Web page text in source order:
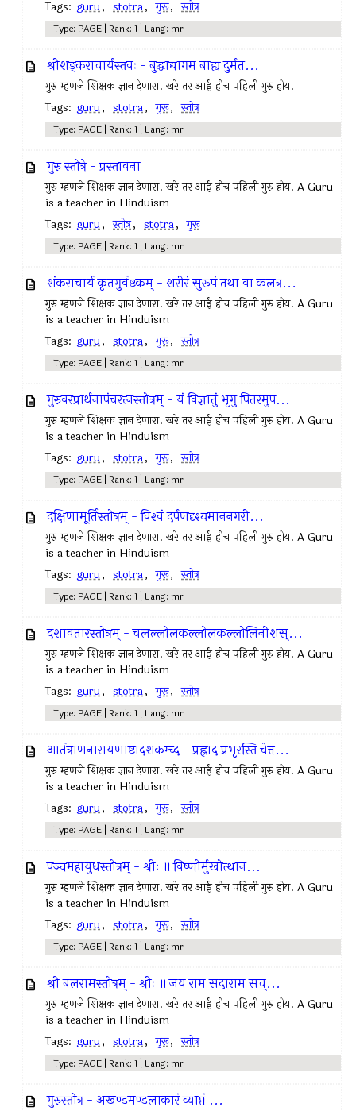
Tags: guru, stotra, गुरू, स्तोत्र
Type: PAGE | Rank: 1 | Lang: mr
श्रीशङ्कराचार्यस्तवः - बुद्धाद्यागम बाह्य दुर्मत...
गुरु म्हणजे शिक्षक ज्ञान देणारा. खरे तर आई हीच पहिली गुरु होय.
Tags: guru, stotra, गुरू, स्तोत्र
Type: PAGE | Rank: 1 | Lang: mr
गुरु स्तोत्रे - प्रस्तावना
गुरु म्हणजे शिक्षक ज्ञान देणारा. खरे तर आई हीच पहिली गुरु होय. A Guru
is a teacher in Hinduism
Tags: guru, स्तोत्र, stotra, गुरू
Type: PAGE | Rank: 1 | Lang: mr
शंकराचार्य कृतगुर्वष्टकम् - शरीरं सुरूपं तथा वा कलत्र...
गुरु म्हणजे शिक्षक ज्ञान देणारा. खरे तर आई हीच पहिली गुरु होय. A Guru
is a teacher in Hinduism
Tags: guru, stotra, गुरू, स्तोत्र
Type: PAGE | Rank: 1 | Lang: mr
गुरुवरप्रार्थनापंचरत्‍नस्तोत्रम् - यं विज्ञातुं भृगु पितरमुप...
गुरु म्हणजे शिक्षक ज्ञान देणारा. खरे तर आई हीच पहिली गुरु होय. A Guru
is a teacher in Hinduism
Tags: guru, stotra, गुरू, स्तोत्र
Type: PAGE | Rank: 1 | Lang: mr
दक्षिणामूर्तिस्तोत्रम् - विश्‍वं दर्पणदृश्यमाननगरी...
गुरु म्हणजे शिक्षक ज्ञान देणारा. खरे तर आई हीच पहिली गुरु होय. A Guru
is a teacher in Hinduism
Tags: guru, stotra, गुरू, स्तोत्र
Type: PAGE | Rank: 1 | Lang: mr
दशावतारस्तोत्रम् - चलल्लोलकल्लोलकल्लोलिनीशस्...
गुरु म्हणजे शिक्षक ज्ञान देणारा. खरे तर आई हीच पहिली गुरु होय. A Guru
is a teacher in Hinduism
Tags: guru, stotra, गुरू, स्तोत्र
Type: PAGE | Rank: 1 | Lang: mr
आर्तत्राणनारायणाष्टादशकम्च्द - प्रह्लाद प्रभृरस्ति चेत्त...
गुरु म्हणजे शिक्षक ज्ञान देणारा. खरे तर आई हीच पहिली गुरु होय. A Guru
is a teacher in Hinduism
Tags: guru, stotra, गुरू, स्तोत्र
Type: PAGE | Rank: 1 | Lang: mr
पञ्चमहायुधस्तोत्रम् - श्रीः ॥ विष्णोर्मुखोत्थान...
गुरु म्हणजे शिक्षक ज्ञान देणारा. खरे तर आई हीच पहिली गुरु होय. A Guru
is a teacher in Hinduism
Tags: guru, stotra, गुरू, स्तोत्र
Type: PAGE | Rank: 1 | Lang: mr
श्री बलरामस्तोत्रम् - श्रीः ॥ जय राम सदाराम सच्...
गुरु म्हणजे शिक्षक ज्ञान देणारा. खरे तर आई हीच पहिली गुरु होय. A Guru
is a teacher in Hinduism
Tags: guru, stotra, गुरू, स्तोत्र
Type: PAGE | Rank: 1 | Lang: mr
गुरुस्तोत्र - अखण्डमण्डलाकारं व्याप्तं ...